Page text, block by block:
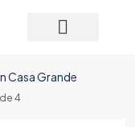
Casa Grande
4